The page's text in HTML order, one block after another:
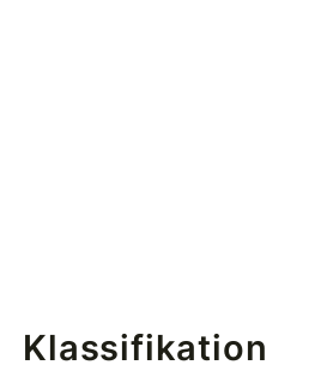
Klassifikation